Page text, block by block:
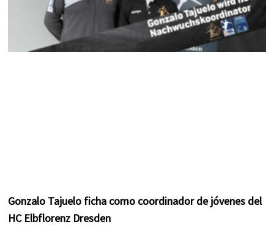
Gonzalo Tajuelo ficha como coordinador de jóvenes del
HC Elbflorenz Dresden